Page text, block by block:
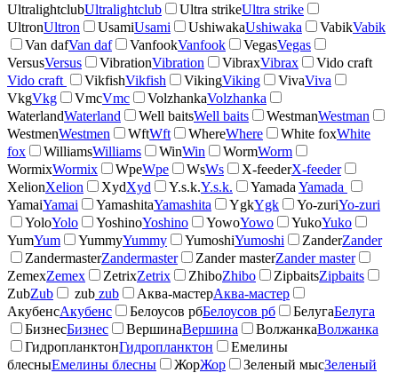
UltralightclubUltralightclub Ultra strikeUltra strike
UltronUltron UsamiUsami UshiwakaUshiwaka VabikVabik
Van dafVan daf VanfookVanfook VegasVegas
VersusVersus VibrationVibration VibraxVibrax
Vido craft
Vido craft
VikfishVikfish VikingViking VivaViva
VkgVkg VmcVmc VolzhankaVolzhanka
WaterlandWaterland Well baitsWell baits WestmanWestman
WestmenWestmen WftWft WhereWhere White foxWhite
fox
WilliamsWilliams WinWin WormWorm
WormixWormix WpeWpe WsWs X-feederX-feeder
XelionXelion XydXyd Y.s.k.Y.s.k. Yamada Yamada
YamaiYamai YamashitaYamashita YgkYgk Yo-zuriYo-zuri
YoloYolo YoshinoYoshino YowoYowo YukoYuko
YumYum YummyYummy YumoshiYumoshi ZanderZander
ZandermasterZandermaster Zander masterZander master
ZemexZemex ZetrixZetrix ZhiboZhibo ZipbaitsZipbaits
ZubZub zub zub Аква-мастерАква-мастер
АкубенсАкубенс Белоусов рбБелоусов рб БелугаБелуга
БизнесБизнес ВершинаВершина ВолжанкаВолжанка
ГидропланктонГидропланктон
Емелины
блесныЕмелины блесны ЖорЖор Зеленый мысЗеленый